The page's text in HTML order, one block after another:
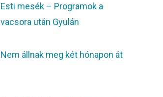
Esti mesék – Programok a
vacsora után Gyulán
Nem állnak meg két hónapon át